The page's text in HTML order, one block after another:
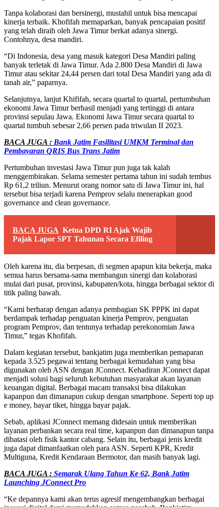
Tanpa kolaborasi dan bersinergi, mustahil untuk bisa mencapai
kinerja terbaik. Khofifah memaparkan, banyak pencapaian positif
yang telah diraih oleh Jawa Timur berkat adanya sinergi.
Contohnya, desa mandiri.
“Di Indonesia, desa yang masuk kategori Desa Mandiri paling
banyak terletak di Jawa Timur. Ada 2.800 Desa Mandiri di Jawa
Timur atau sekitar 24,44 persen dari total Desa Mandiri yang ada di
tanah air,” paparnya.
Selanjutnya, lanjut Khififah, secara quartal to quartal, pertumbuhan
ekonomi Jawa Timur berhasil menjadi yang tertinggi di antara
provinsi sepulau Jawa. Ekonomi Jawa Timur secara quartal to
quartal tumbuh sebesar 2,66 persen pada triwulan II 2023.
BACA JUGA : Bank Jatim Fasilitasi UMKM Terminal dan
Pembayaran QRIS Bus Trans Jatim
Pertumbuhan investasi Jawa Timur pun juga tak kalah
menggembirakan. Selama semester pertama tahun ini sudah tembus
Rp 61,2 triliun. Menurut orang nomor satu di Jawa Timur ini, hal
tersebut bisa terjadi karena Pemprov selalu menerapkan good
governance and clean governance.
BACA JUGA Ketua DPD RI Ajak Wajib
Pajak Lapor SPT Tahunan Secara Efiling
Oleh karena itu, dia berpesan, di segmen apapun kita bekerja, maka
semua harus bersama-sama membangun sinergi dan kolaborasi
mulai dari pusat, provinsi, kabupaten/kota, hingga berbagai sektor di
titik paling bawah.
“Kami berharap dengan adanya pembagian SK PPPK ini dapat
berdampak terhadap penguatan kinerja Pemprov, penguatan
program Pemprov, dan tentunya terhadap perekonomian Jawa
Timur,” tegas Khofifah.
Dalam kegiatan tersebut, bankjatim juga memberikan pemaparan
kepada 3.525 pegawai tentang berbagai kemudahan yang bisa
digunakan oleh ASN dengan JConnect. Kehadiran JConnect dapat
menjadi solusi bagi seluruh kebutuhan masyarakat akan layanan
keuangan digital. Berbagai macam transaksi bisa dilakukan
kapanpun dan dimanapun cukup dengan smartphone. Seperti top up
e money, bayar tiket, hingga bayar pajak.
Sebab, aplikasi JConnect memang didesain untuk memberikan
layanan perbankan secara real time, kapanpun dan dimanapun tanpa
dibatasi oleh fisik kantor cabang. Selain itu, berbagai jenis kredit
juga dapat dimanfaatkan oleh para ASN. Seperti KPR, Kredit
Multiguna, Kredit Kendaraan Bermotor, dan masih banyak lagi.
BACA JUGA : Semarak Ulang Tahun Ke 62, Bank Jatim
Launching JConnect Pro
“Ke depannya kami akan terus agresif mengembangkan berbagai